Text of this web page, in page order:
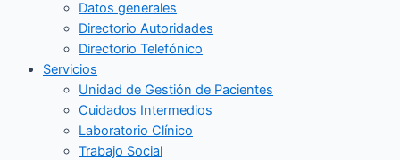
Datos generales
Directorio Autoridades
Directorio Telefónico
Servicios
Unidad de Gestión de Pacientes
Cuidados Intermedios
Laboratorio Clínico
Trabajo Social